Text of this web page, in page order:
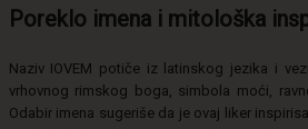
Poreklo imena i mitološka
Naziv IOVEM potiče iz latinskog jezika i
vrhovnog rimskog boga, simbola moći,
Odabir imena sugeriše da je ovaj liker